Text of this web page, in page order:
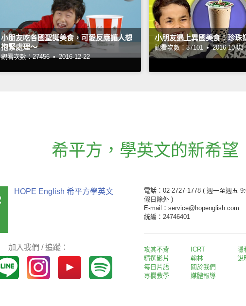
小朋友吃各國聖誕美食，可愛反應讓人想
抱緊處理～
觀看次數：27456 • 2016-12-22
小朋友遇上異國美食：珍珠
觀看次數：37101 • 2016-10-03
希平方 ， 學英文的新希望
HOPE English 希平方學英文
加入我們 / 追蹤：
電話：02-2727-1778 ( 週一至週五
假日除外 )
E-mail：service@hopenglish.com
統編：24746401
攻其不背
精選影片
每日片語
專欄教學
ICRT
翰林
關於我們
媒體報導
隱
說